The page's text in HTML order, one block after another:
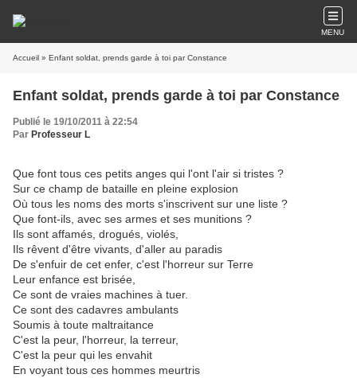
MENU
Accueil » Enfant soldat, prends garde à toi par Constance
Enfant soldat, prends garde à toi par Constance
Publié le 19/10/2011 à 22:54
Par Professeur L
Que font tous ces petits anges qui l'ont l'air si tristes ?
Sur ce champ de bataille en pleine explosion
Où tous les noms des morts s'inscrivent sur une liste ?
Que font-ils, avec ses armes et ses munitions ?
Ils sont affamés, drogués, violés,
Ils rêvent d'être vivants, d'aller au paradis
De s'enfuir de cet enfer, c'est l'horreur sur Terre
Leur enfance est brisée,
Ce sont de vraies machines à tuer.
Ce sont des cadavres ambulants
Soumis à toute maltraitance
C'est la peur, l'horreur, la terreur,
C'est la peur qui les envahit
En voyant tous ces hommes meurtris